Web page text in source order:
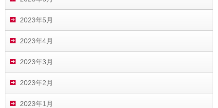
2023年5月
2023年4月
2023年3月
2023年2月
2023年1月